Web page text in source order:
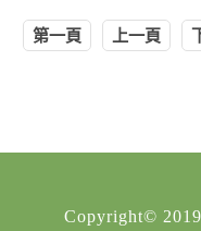
第一頁 上一頁
Copyright©